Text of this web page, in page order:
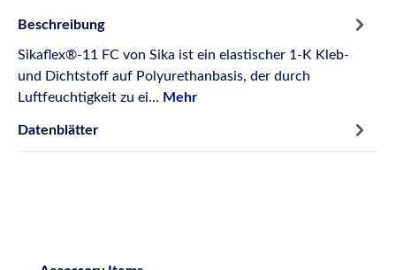
Beschreibung
Sikaflex®-11 FC von Sika ist ein elastischer 1-K Kleb-
und Dichtstoff auf Polyurethanbasis, der durch
Luftfeuchtigkeit zu ei… Mehr
Datenblätter